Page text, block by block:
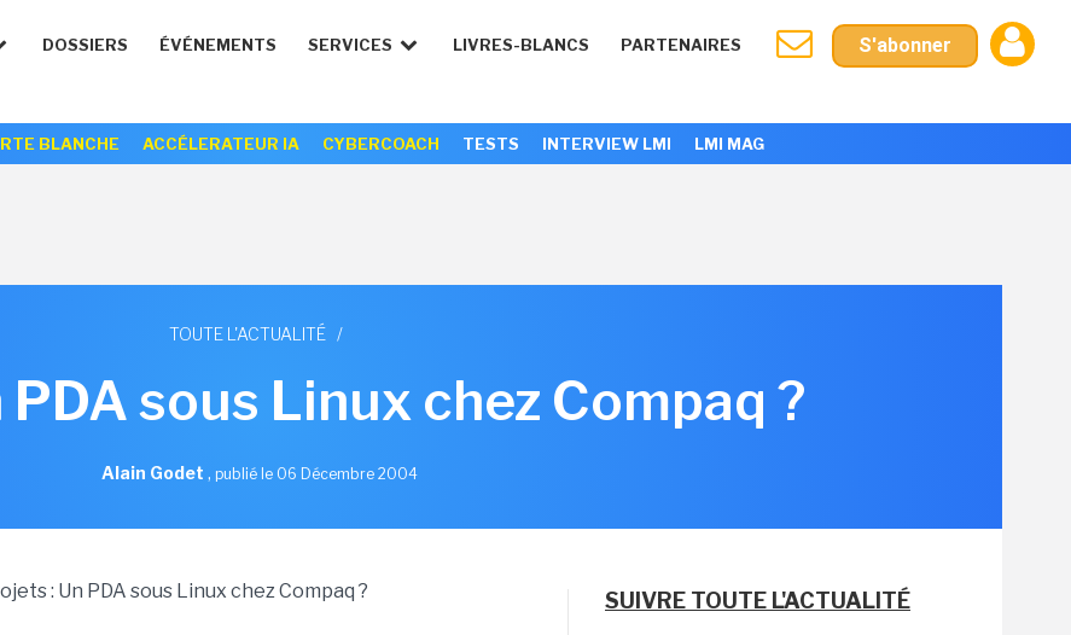
DOSSIERS ÉVÉNEMENTS SERVICES LIVRES-BLANCS PARTENAIRES S'abonner
BLANCHE ACCÉLERATEUR IA CYBERCOACH TESTS INTERVIEW LMI LMI MAG
TOUTE L'ACTUALITÉ /
sous Linux chez Compaq ?
Alain Godet , publié le 06 Décembre 2004
SUIVRE TOUTE L'ACTUALITÉ